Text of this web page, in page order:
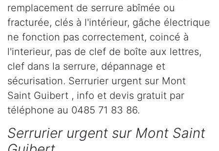
remplacement de serrure abîmée ou
fracturée, clés à l'intérieur, gâche électrique
ne fonction pas correctement, coincé à
l'interieur, pas de clef de boîte aux lettres,
clef dans la serrure, dépannage et
sécurisation. Serrurier urgent sur Mont
Saint Guibert , info et devis gratuit par
téléphone au 0485 71 83 86.
Serrurier urgent sur Mont Saint